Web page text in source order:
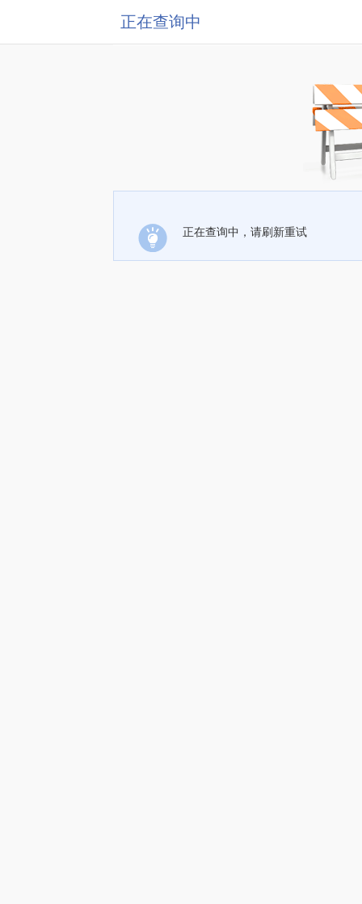
正在查询中
正在查询中，请刷新重试